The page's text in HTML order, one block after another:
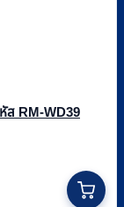
ส RM-WD39